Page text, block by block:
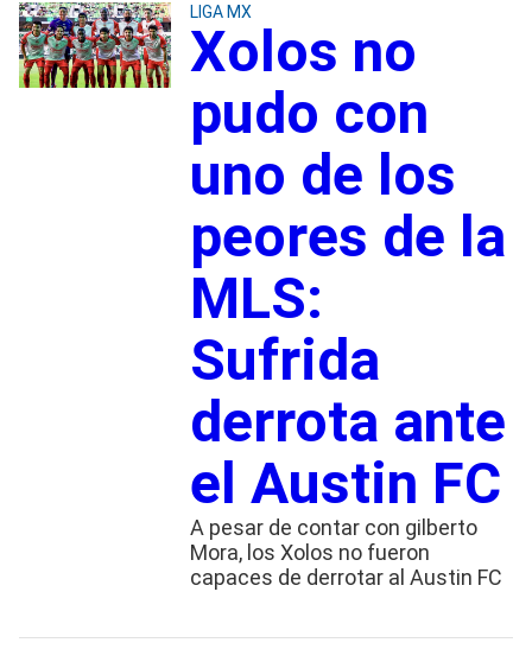
LIGA MX
Xolos no
pudo con
uno de los
peores de la
MLS:
Sufrida
derrota ante
el Austin FC
A pesar de contar con gilberto
Mora, los Xolos no fueron
capaces de derrotar al Austin FC